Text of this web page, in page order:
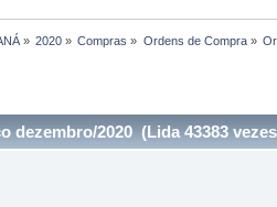
» 2020 » Compras » Ordens de Compra»
dezembro/2020 (Lida 43383